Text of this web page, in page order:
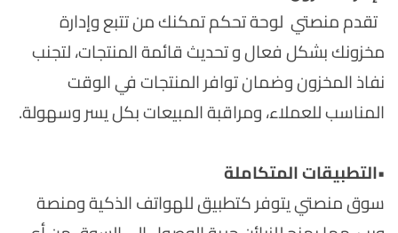
تقدم منصتي لوحة تحكم تمكنك من تتبع وإدارة
مخزونك بشكل فعال و تحديث قائمة المنتجات، لتجنب
نفاذ المخزون وضمان توافر المنتجات في الوقت
المناسب للعملاء، ومراقبة المبيعات بكل يسر وسهولة.
•التطبيقات المتكاملة
سوق منصتي يتوفر كتطبيق للهواتف الذكية ومنصة